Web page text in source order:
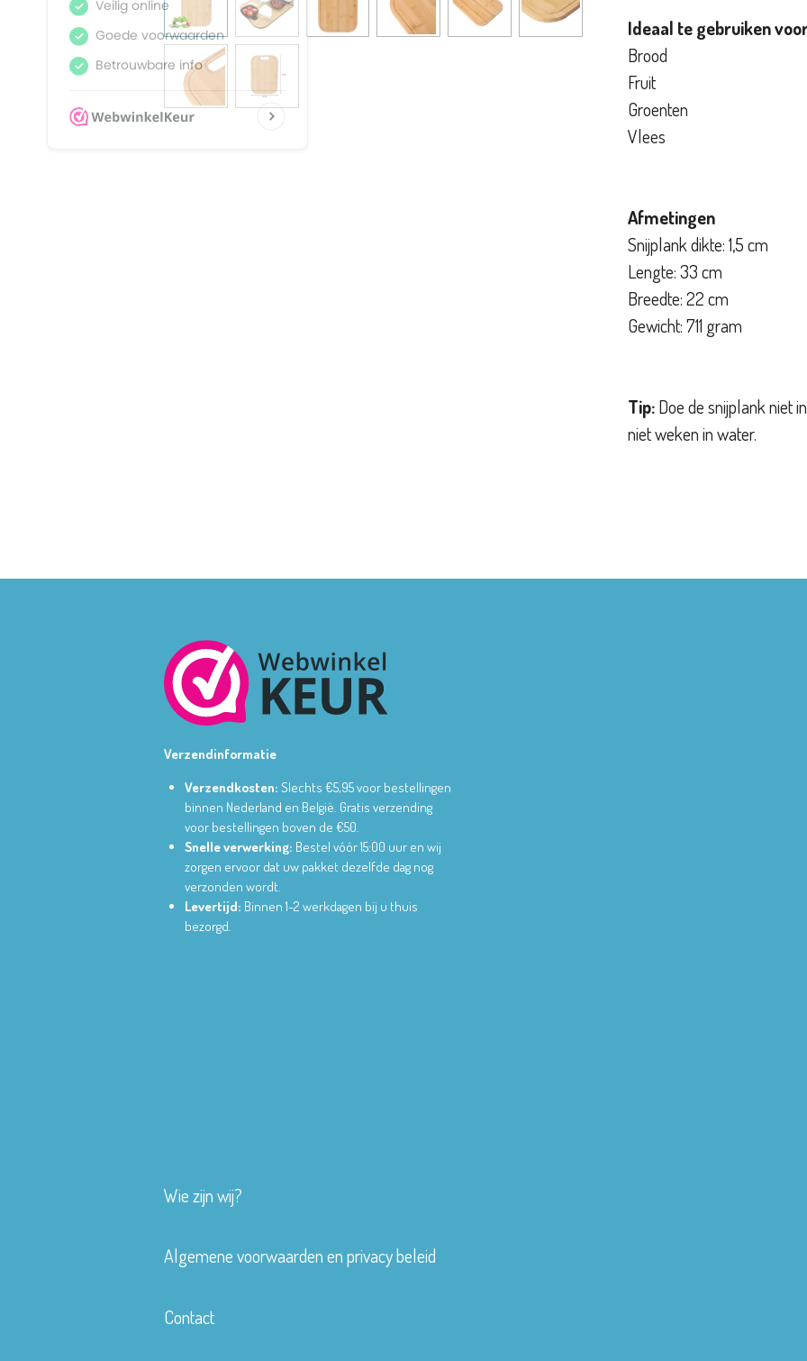
Ideaal te gebruiken
Brood
Fruit
Groenten
Vlees
Afmetingen
Snijplank dikte: 1,5 cm
Lengte: 33 cm
Breedte: 22 cm
Gewicht: 711 gram
Tip:Doe de snijplank niet
niet weken in water.
Verzendinformatie
Verzendkosten: Slechts €5,95 voor bestellingen
binnen Nederland en België. Gratis verzending
voor bestellingen boven de €50.
Snelle verwerking: Bestel vóór 15:00 uur en wij
zorgen ervoor dat uw pakket dezelfde dag nog
verzonden wordt.
Levertijd: Binnen 1-2 werkdagen bij u thuis
bezorgd.
Wie zijn wij?
Algemene voorwaarden en privacy beleid
Contact